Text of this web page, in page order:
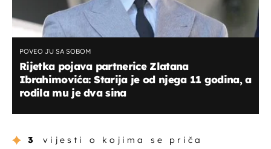
POVEO JU SA SOBOM
Rijetka pojava partnerice Zlatana
Ibrahimovića: Starija je od njega 11 godina, a
rodila mu je dva sina
3 vijesti o kojima se priča